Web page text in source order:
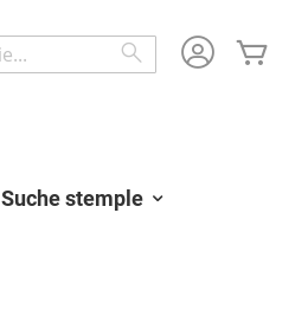
Wyszukaj
Suche stemple